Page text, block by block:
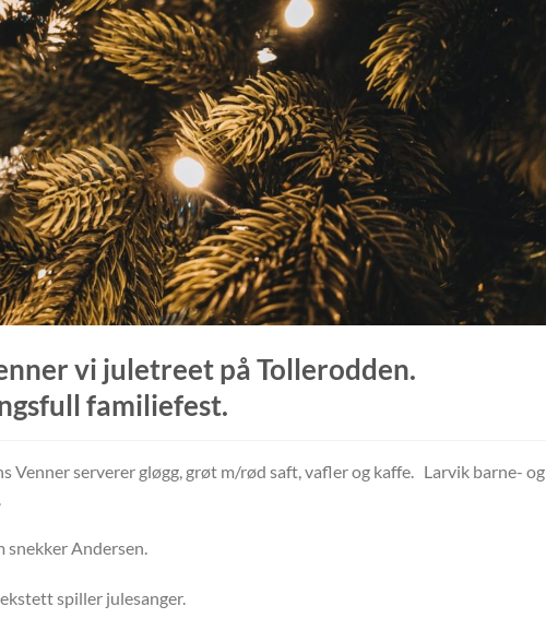
vi juletreet på Tollerodden.
familiefest.
Venner serverer gløgg, grøt m/rød saft, vafler og kaffe. Larvik barne- og
snekker Andersen.
spiller julesanger.